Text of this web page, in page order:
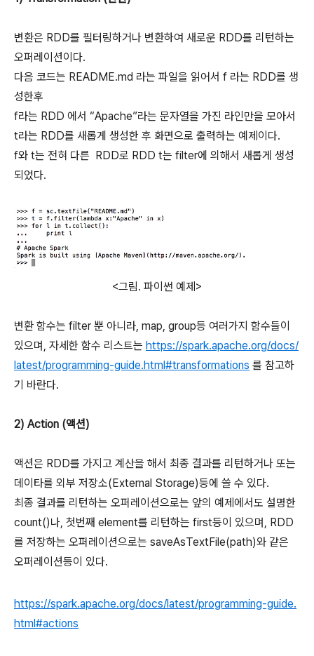
변환은 RDD를 필터링하거나 변환하여 새로운 RDD를 리턴하는
오퍼레이션이다.
다음 코드는 README.md 라는 파일을 읽어서 f 라는 RDD를 생
성한후
f라는 RDD 에서 “Apache”라는 문자열을 가진 라인만을 모아서
t라는 RDD를 새롭게 생성한 후 화면으로 출력하는 예제이다.
f와 t는 전혀 다른 RDD로 RDD t는 filter에 의해서 새롭게 생성
되었다.
<그림. 파이썬 예제>
변환 함수는 filter 뿐 아니라, map, group등 여러가지 함수들이
있으며, 자세한 함수 리스트는 https://spark.apache.org/docs/
latest/programming-guide.html#transformations 를 참고하
기 바란다.
2) Action (액션)
액션은 RDD를 가지고 계산을 해서 최종 결과를 리턴하거나 또는
데이타를 외부 저장소(External Storage)등에 쓸 수 있다.
최종 결과를 리턴하는 오퍼레이션으로는 앞의 예제에서도 설명한
count()나, 첫번째 element를 리턴하는 first등이 있으며, RDD
를 저장하는 오퍼레이션으로는 saveAsTextFile(path)와 같은
오퍼레이션등이 있다.
https://spark.apache.org/docs/latest/programming-guide.
html#actions